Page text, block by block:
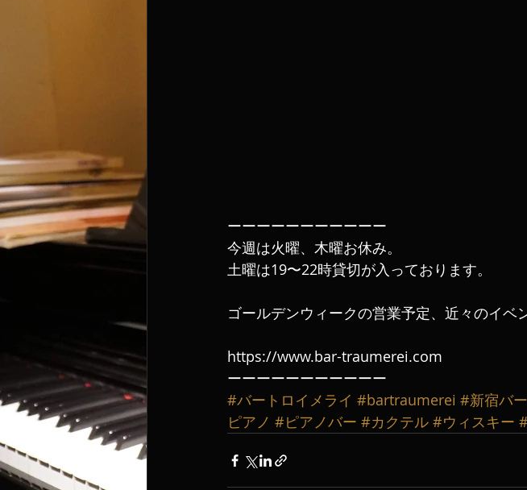
ーーーーーーーーーーー
今週は火曜、木曜お休み。
土曜は19〜22時貸切が入っております。
ゴールデンウィークの営業予定、近々のイベ
https://www.bar-traumerei.com
ーーーーーーーーーーー
#バートロイメライ #bartraumerei #新宿バー
ピアノ #ピアノバー #カクテル #ウィスキー